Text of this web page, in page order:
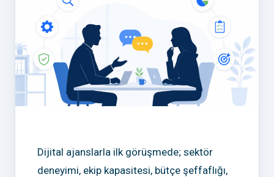
Dijital ajanslarla ilk görüşmede; sektör
deneyimi, ekip kapasitesi, bütçe şeffaflığı,